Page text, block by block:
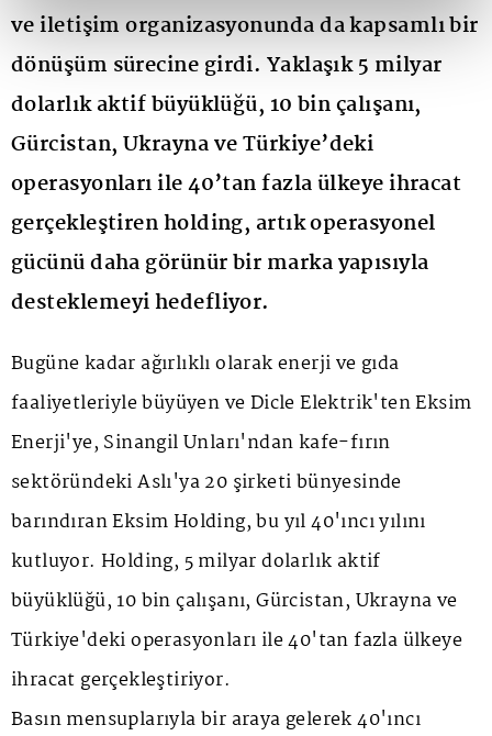
ve iletişim organizasyonunda da kapsamlı bir
dönüşüm sürecine girdi. Yaklaşık 5 milyar
dolarlık aktif büyüklüğü, 10 bin çalışanı,
Gürcistan, Ukrayna ve Türkiye’deki
operasyonları ile 40’tan fazla ülkeye ihracat
gerçekleştiren holding, artık operasyonel
gücünü daha görünür bir marka yapısıyla
desteklemeyi hedefliyor.
Bugüne kadar ağırlıklı olarak enerji ve gıda
faaliyetleriyle büyüyen ve Dicle Elektrik'ten Eksim
Enerji'ye, Sinangil Unları'ndan kafe-fırın
sektöründeki Aslı'ya 20 şirketi bünyesinde
barındıran Eksim Holding, bu yıl 40'ıncı yılını
kutluyor. Holding, 5 milyar dolarlık aktif
büyüklüğü, 10 bin çalışanı, Gürcistan, Ukrayna ve
Türkiye'deki operasyonları ile 40'tan fazla ülkeye
ihracat gerçekleştiriyor.
Basın mensuplarıyla bir araya gelerek 40'ıncı